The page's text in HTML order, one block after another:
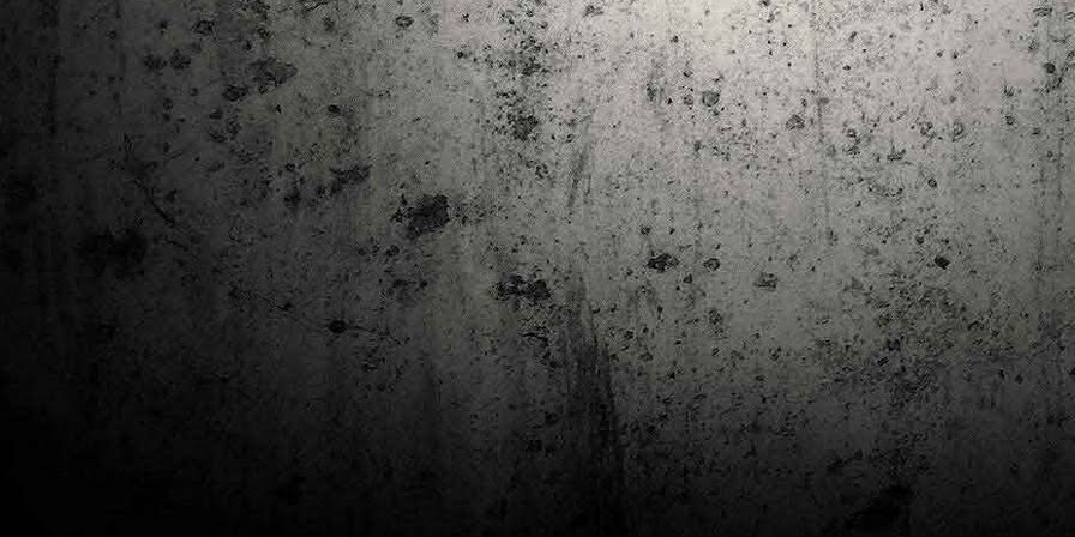
JUL
7
Club de lectura de còmics: estiu de 2024
Arriba l'estiu i amb ell una nova edició del club de lectura per passar
aquests mesos de calor. En aquesta nova edició farem dues lectures: una
al juliol i l'altre al setembre!
Com és habitual, les inscripcions es formalitzen a la Biblioteca Pública de
Tarragona i les lectures es podran llegir en edició digital.
MAY
1
Estudis en Comicologia al Còmic Barcelona
Del 3 al 5 de maig la Fira Barcelona acull la 42a edició de Còmic
Barcelona (el Saló del Còmic de tota la vida).
Divendres faré la visita anual i diumenge hi tornaré, aquest cop per participar a
la taula rodona Estudis en Comicologia: Els llibres de teoria i divulgació del
còmic en els temps del podcast, a les 16 h, a la sala còmic 6, molt ben
acompanyat:
Estudis en Comicologia: Els llibres de teoria i divulgació del còmic en els temps